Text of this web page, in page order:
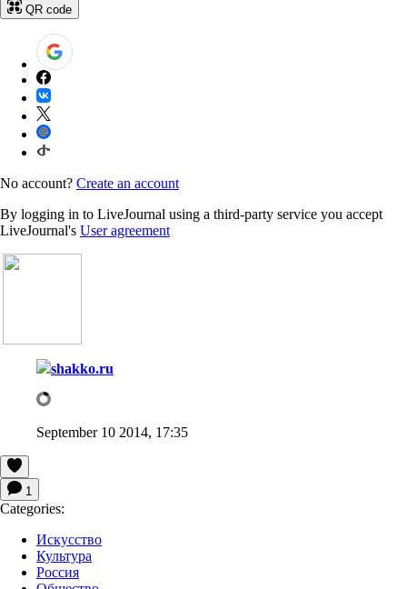
QR code
No account? Create an account
By logging in to LiveJournal using a third-party service you accept
LiveJournal's User agreement
shakko.ru
September 10 2014, 17:35
1
Categories:
Искусство
Культура
Россия